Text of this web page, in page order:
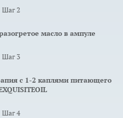
Шаг 2
масло в ампуле
Шаг 3
с 1-2 каплями питающего
Шаг 4